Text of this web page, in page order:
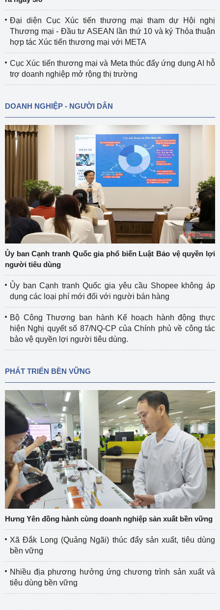
Đại diện Cục Xúc tiến thương mại tham dự Hội nghị
Thương mại - Đầu tư ASEAN lần thứ 10 và ký Thỏa thuận
hợp tác Xúc tiến thương mại với META
Cục Xúc tiến thương mại và Meta thúc đẩy ứng dụng AI hỗ
trợ doanh nghiệp mở rộng thị trường
DOANH NGHIỆP - NGƯỜI DÂN
Ủy ban Cạnh tranh Quốc gia phổ biến Luật Bảo vệ quyền lợi
người tiêu dùng
Ủy ban Cạnh tranh Quốc gia yêu cầu Shopee không áp
dụng các loại phí mới đối với người bán hàng
Bộ Công Thương ban hành Kế hoạch hành động thực
hiện Nghị quyết số 87/NQ-CP của Chính phủ về công tác
bảo vệ quyền lợi người tiêu dùng.
PHÁT TRIỂN BỀN VỮNG
Hưng Yên đồng hành cùng doanh nghiệp sản xuất bền vững
Xã Đắk Long (Quảng Ngãi) thúc đẩy sản xuất, tiêu dùng
bền vững
Nhiều địa phương hưởng ứng chương trình sản xuất và
tiêu dùng bền vững